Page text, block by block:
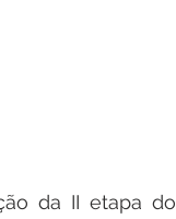
da II etapa do